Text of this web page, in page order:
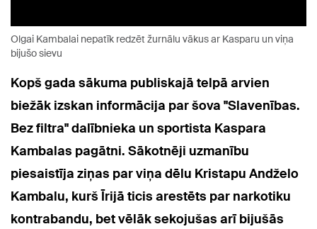
Olgai Kambalai nepatīk redzēt žurnālu vākus ar Kasparu un viņa
bijušo sievu
Kopš gada sākuma publiskajā telpā arvien
biežāk izskan informācija par šova "Slavenības.
Bez filtra" dalībnieka un sportista Kaspara
Kambalas pagātni. Sākotnēji uzmanību
piesaistīja ziņas par viņa dēlu Kristapu Andželo
Kambalu, kurš Īrijā ticis arestēts par narkotiku
kontrabandu, bet vēlāk sekojušas arī bijušās